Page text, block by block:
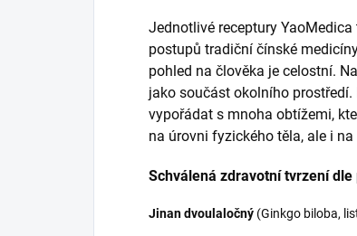
Jednotlivé receptury
postupů tradiční čínské
pohled na člověka je celostní.
jako součást okolního
vypořádat s mnoha obtížemi,
na úrovni fyzického těla, ale i
Schválená zdravotní tvrzení dle
Jinan dvoulaločný (Ginkgo biloba,